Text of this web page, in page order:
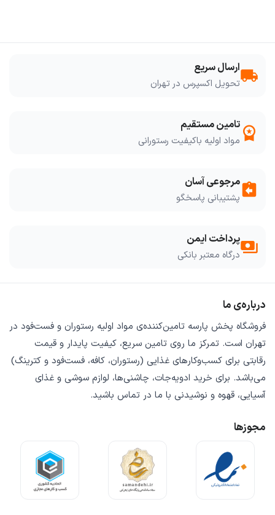
local_shippingارسال سریع
تحویل اکسپرس در تهران
workspace_premium تامین مستقیم
مواد اولیه باکیفیت رستورانی
assignment_returnمرجوعی آسان
پشتیبانی پاسخگو
paymentsپرداخت ایمن
درگاه معتبر بانکی
درباره‌ی ما
فروشگاه پخش پارسه تامین‌کننده‌ی مواد اولیه رستوران و فست‌فود در
تهران است. تمرکز ما روی تامین سریع، کیفیت پایدار و قیمت
رقابتی برای کسب‌وکارهای غذایی (رستوران، کافه، فست‌فود و کترینگ)
می‌باشد. برای خرید ادویه‌جات، چاشنی‌ها، لوازم سوشی و غذای
آسیایی، قهوه و نوشیدنی با ما در تماس باشید.
مجوزها